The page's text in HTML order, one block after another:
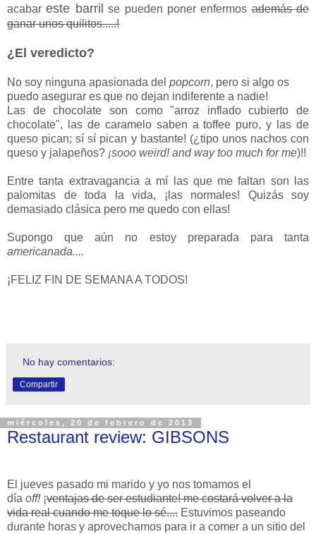
acabareste barril se pueden poner enfermosademás de
ganar unos quilitos.....!
¿El veredicto?
No soy ninguna apasionada del popcorn, pero si algo os
puedo asegurar es que no dejan indiferente a nadie!
Las de chocolate son como "arroz inflado cubierto de
chocolate", las de caramelo saben a toffee puro, y las de
queso pican; sí sí pican y bastante! (¿tipo unos nachos con
queso y jalapeños? ¡sooo weird! and way too much for me)!!
Entre tanta extravagancia a mí las que me faltan son las
palomitas de toda la vida, ¡las normales! Quizás soy
demasiado clásica pero me quedo con ellas!
Supongo que aún no estoy preparada para tanta
americanada....
¡FELIZ FIN DE SEMANA A TODOS!
No hay comentarios:
Compartir
miércoles, 20 de febrero de 2013
Restaurant review: GIBSONS
El jueves pasado mi marido y yo nos tomamos el
día off!¡ventajas de ser estudiante! me costará volver a la
vida real cuando me toque lo sé.... Estuvimos paseando
durante horas y aprovechamos para ir a comer a un sitio del